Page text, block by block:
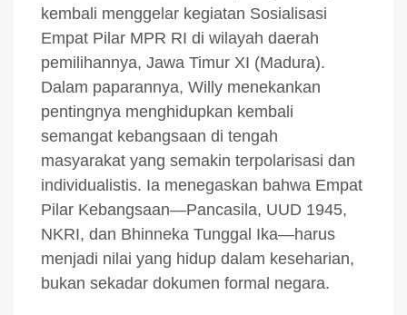
kembali menggelar kegiatan Sosialisasi
Empat Pilar MPR RI di wilayah daerah
pemilihannya, Jawa Timur XI (Madura).
Dalam paparannya, Willy menekankan
pentingnya menghidupkan kembali
semangat kebangsaan di tengah
masyarakat yang semakin terpolarisasi dan
individualistis. Ia menegaskan bahwa Empat
Pilar Kebangsaan—Pancasila, UUD 1945,
NKRI, dan Bhinneka Tunggal Ika—harus
menjadi nilai yang hidup dalam keseharian,
bukan sekadar dokumen formal negara.